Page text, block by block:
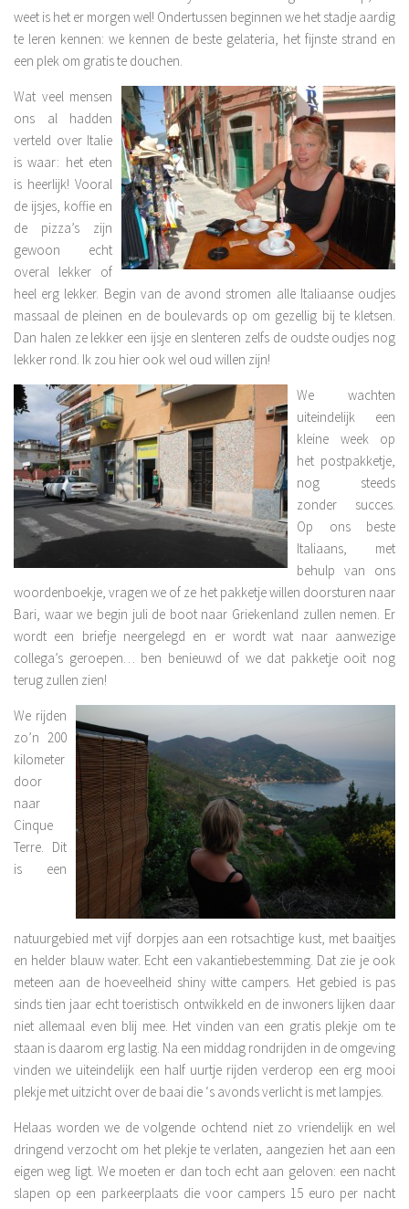
weet is het er morgen wel! Ondertussen beginnen we het stadje aardig
te leren kennen: we kennen de beste gelateria, het fijnste strand en
een plek om gratis te douchen.
Wat veel mensen
ons al hadden
verteld over Italie
is waar: het eten
is heerlijk! Vooral
de ijsjes, koffie en
de pizza’s zijn
gewoon echt
overal lekker of
heel erg lekker. Begin van de avond stromen alle Italiaanse oudjes
massaal de pleinen en de boulevards op om gezellig bij te kletsen.
Dan halen ze lekker een ijsje en slenteren zelfs de oudste oudjes nog
lekker rond. Ik zou hier ook wel oud willen zijn!
We wachten
uiteindelijk een
kleine week op
het postpakketje,
nog steeds
zonder succes.
Op ons beste
Italiaans, met
behulp van ons
woordenboekje, vragen we of ze het pakketje willen doorsturen naar
Bari, waar we begin juli de boot naar Griekenland zullen nemen. Er
wordt een briefje neergelegd en er wordt wat naar aanwezige
collega’s geroepen… ben benieuwd of we dat pakketje ooit nog
terug zullen zien!
We rijden
zo’n 200
kilometer
door
naar
Cinque
Terre. Dit
is een
natuurgebied met vijf dorpjes aan een rotsachtige kust, met baaitjes
en helder blauw water. Echt een vakantiebestemming. Dat zie je ook
meteen aan de hoeveelheid shiny witte campers. Het gebied is pas
sinds tien jaar echt toeristisch ontwikkeld en de inwoners lijken daar
niet allemaal even blij mee. Het vinden van een gratis plekje om te
staan is daarom erg lastig. Na een middag rondrijden in de omgeving
vinden we uiteindelijk een half uurtje rijden verderop een erg mooi
plekje met uitzicht over de baai die ‘s avonds verlicht is met lampjes.
Helaas worden we de volgende ochtend niet zo vriendelijk en wel
dringend verzocht om het plekje te verlaten, aangezien het aan een
eigen weg ligt. We moeten er dan toch echt aan geloven: een nacht
slapen op een parkeerplaats die voor campers 15 euro per nacht